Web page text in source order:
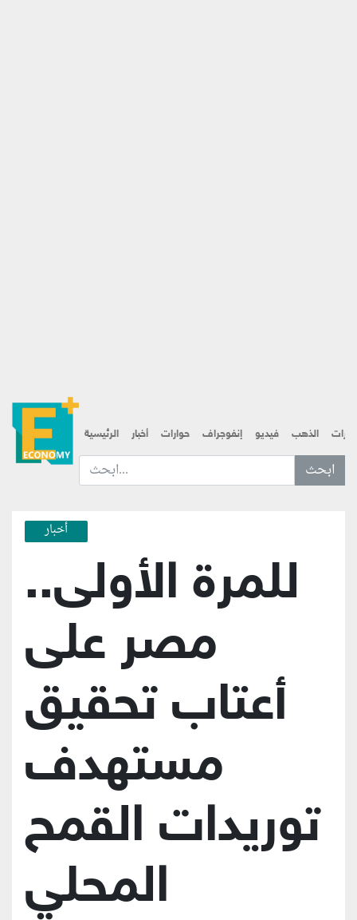
الرئيسية أخبار حوارات إنفوجراف فيديو الذهب
ابحث عن... :
أخبار
للمرة الأولى..
مصر على
أعتاب تحقيق
مستهدف
توريدات القمح
المحلي